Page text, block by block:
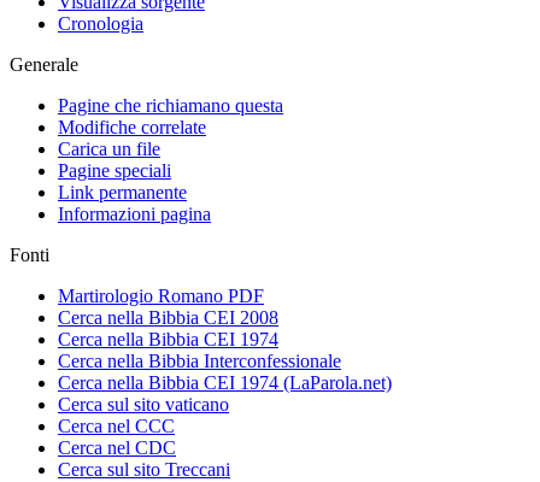
Cronologia
Generale
Pagine che richiamano questa
Modifiche correlate
Carica un file
Pagine speciali
Link permanente
Informazioni pagina
Fonti
Martirologio Romano PDF
Cerca nella Bibbia CEI 2008
Cerca nella Bibbia CEI 1974
Cerca nella Bibbia Interconfessionale
Cerca nella Bibbia CEI 1974 (LaParola.net)
Cerca sul sito vaticano
Cerca nel CCC
Cerca nel CDC
Cerca sul sito Treccani